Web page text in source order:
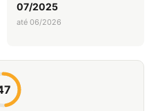
07/2025
até 06/2026